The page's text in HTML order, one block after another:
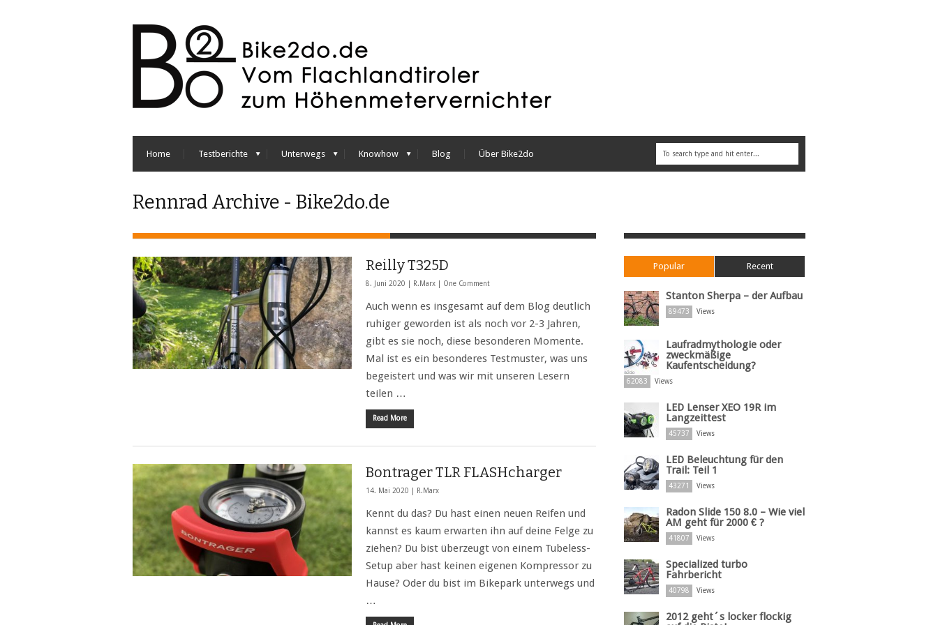
Home Testberichte Unterwegs Knowhow Blog Über Bike2do
Rennrad Archive - Bike2do.de
Reilly T325D
8. Juni 2020 | R.Marx One Comment
Auch wenn es insgesamt auf dem Blog deutlich
ruhiger geworden ist als noch vor 2-3 Jahren,
gibt es sie noch, diese besonderen Momente.
Mal ist es ein besonderes Testmuster, was uns
begeistert und was wir mit unseren Lesern
teilen …
Read More
Bontrager TLR FLASHcharger
14. Mai 2020 | R.Marx
Kennt du das? Du hast einen neuen Reifen und
kannst es kaum erwarten ihn auf deine Felge zu
ziehen? Du bist überzeugt von einem Tubeless-
Setup aber hast keinen eigenen Kompressor zu
Hause? Oder du bist im Bikepark unterwegs und
…
Popular Recent
Stanton Sherpa – der Aufbau
89473 Views
Laufradmythologie oder
zweckmäßige
Kaufentscheidung?
62083 Views
LED Lenser XEO 19R im
Langzeittest
45737 Views
LED Beleuchtung für den
Trail: Teil 1
43271 Views
Radon Slide 150 8.0 – Wie viel
AM geht für 2000 € ?
41807 Views
Specialized turbo
Fahrbericht
40798 Views
2012 geht´s locker flockig